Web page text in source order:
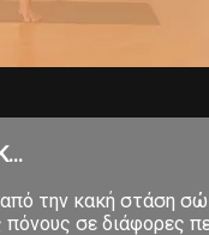
από την κακή στάση
πόνους σε διάφορες